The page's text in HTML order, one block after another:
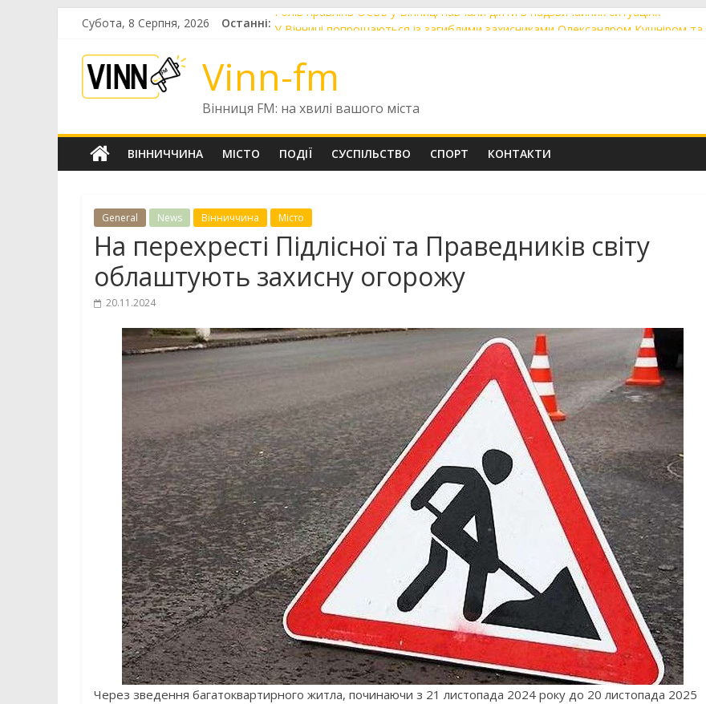
content
Субота, 8 Серпня, 2026 Останні: Голів правлінь ОСББ у Вінниці навчали діяти в надзвичайних ситуаціях
До Вінниці прибули перші Tram 2000 із нової швейцарської партії із
У Вінниці цьогоріч понад 60 мешканців скористалися послугою «Мобільний
Vinn-fm
Вінниця FM: на хвилі вашого міста
ВІННИЧЧИНА МІСТО ПОДІЇ СУСПІЛЬСТВО СПОРТ КОНТАКТИ
General News Вінниччина Місто
На перехресті Підлісної та Праведників світу
облаштують захисну огорожу
20.11.2024
Через зведення багатоквартирного житла, починаючи з 21 листопада 2024 року до 20 листопада 2025